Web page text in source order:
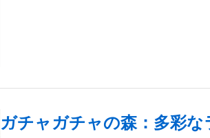
ガチャガチャの森：多彩